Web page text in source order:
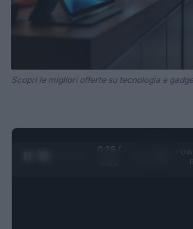
Scopri le migliori offerte su tecnologia e
0:28 /